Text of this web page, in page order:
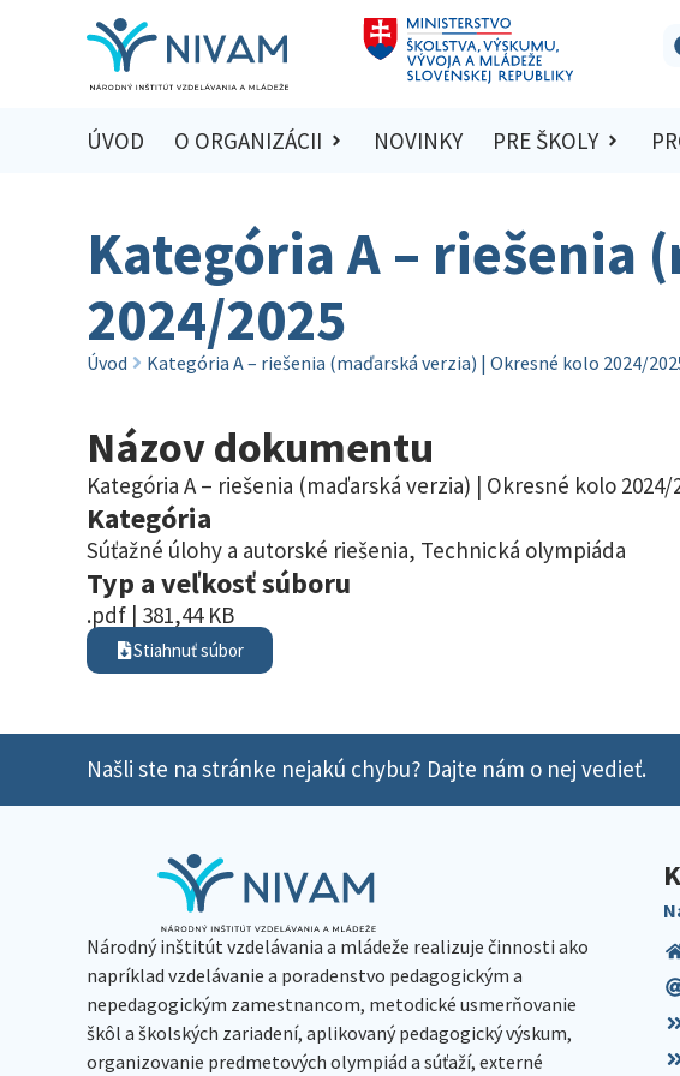
ÚVOD O ORGANIZÁCII NOVINKY PRE ŠKOLY
Kategória A – riešenia
2024/2025
Úvod Kategória A – riešenia (maďarská verzia) | Okresné kolo 2024/
Názov dokumentu
Kategória A – riešenia (maďarská verzia) | Okresné kolo 2024/
Kategória
Súťažné úlohy a autorské riešenia, Technická olympiáda
Typ a veľkosť súboru
.pdf | 381,44 KB
Stiahnuť súbor
Našli ste na stránke nejakú chybu? Dajte nám o nej vedieť.
Národný inštitút vzdelávania a mládeže realizuje činnosti ako
napríklad vzdelávanie a poradenstvo pedagogickým a
nepedagogickým zamestnancom, metodické usmerňovanie
škôl a školských zariadení, aplikovaný pedagogický výskum,
organizovanie predmetových olympiád a súťaží, externé